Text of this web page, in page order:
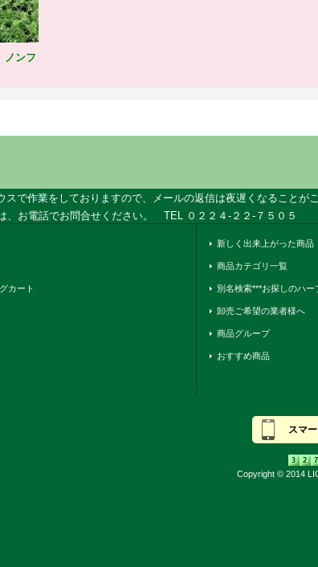
ンフ
スで作業をしておりますので、メールの返信は夜遅くなることがご
、お電話でお問合せください。 TEL ０２２４-２２-７５０５
カート
新しく出来上がった商品
商品カテゴリ一覧
別名検索***お探しのハー
卸売ご希望の業者様へ
商品グループ
おすすめ商品
スマ
Copyright © 2014